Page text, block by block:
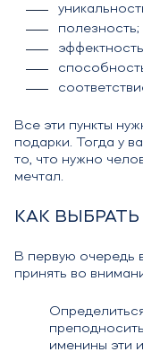
полезность;
Все эти пункты
подарки. Тогда у
то, что нужно
мечтал.
КАК ВЫБРАТЬ
В первую очередь
принять во
именины эти